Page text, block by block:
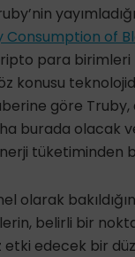
Consumption of
para
konusu
göre
burada
tüketiminden
olarak
belirli bir
edecek bir